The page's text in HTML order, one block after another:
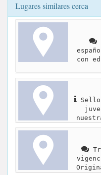
Lugares similares cerca
con